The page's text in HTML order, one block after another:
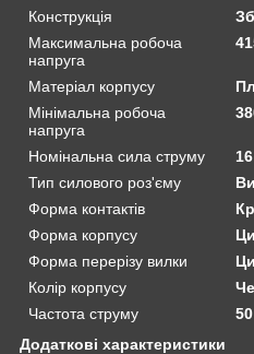
Конструкція
Максимальна робоча
напруга
Матеріал корпусу
Мінімальна робоча
напруга
Номінальна сила струму
Тип силового роз'єму
Форма контактів
Форма корпусу
Форма перерізу вилки
Колір корпусу
Частота струму
Додаткові характеристики